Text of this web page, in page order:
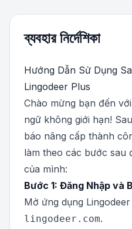
ব্যবহার নির্দেশিকা
Hướng Dẫn Sử Dụng
Lingodeer Plus
Chào mừng bạn đến
ngữ không giới hạn!
báo nâng cấp thành
làm theo các bước sau
của mình:
Bước 1: Đăng Nhập và
Mở ứng dụng
lingodeer.com.